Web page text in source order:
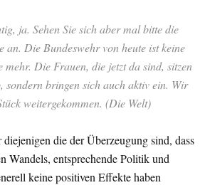
ja. Sehen Sie sich aber mal bitte die
an. Die Bundeswehr von heute ist keine
mehr. Die Frauen, die jetzt da sind, sitzen
sondern bringen sich auch aktiv ein. Wir
weitergekommen. (Die Welt)
die der Überzeugung sind, dass
Wandels, entsprechende Politik und
keine positiven Effekte haben